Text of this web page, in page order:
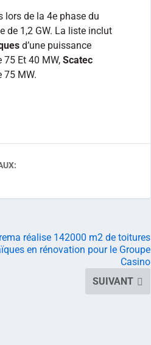
lors de la 4e phase du
de 1,2 GW. La liste inclut
d’une puissance
75 Et 40 MW, Scatec
75 MW.
réalise 142000 m2 de toitures
en rénovation pour le Groupe
Casino
SUIVANT